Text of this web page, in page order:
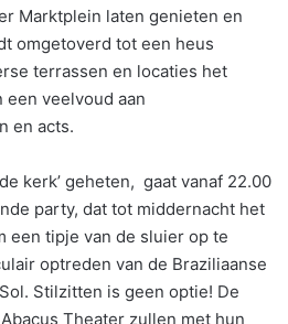
Marktplein laten genieten en
omgetoverd tot een heus
terrassen en locaties het
veelvoud aan
en acts.
kerk’ geheten, gaat vanaf 22.00
party, dat tot middernacht het
een tipje van de sluier op te
optreden van de Braziliaanse
Stilzitten is geen optie! De
Theater zullen met hun